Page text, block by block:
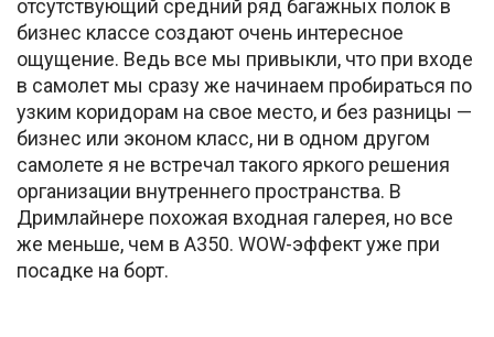
отсутствующий средний ряд багажных полок в
бизнес классе создают очень интересное
ощущение. Ведь все мы привыкли, что при входе
в самолет мы сразу же начинаем пробираться по
узким коридорам на свое место, и без разницы —
бизнес или эконом класс, ни в одном другом
самолете я не встречал такого яркого решения
организации внутреннего пространства. В
Дримлайнере похожая входная галерея, но все
же меньше, чем в А350. WOW-эффект уже при
посадке на борт.